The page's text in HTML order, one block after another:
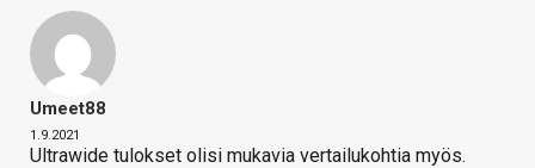
Umeet88
1.9.2021
Ultrawide tulokset olisi mukavia vertailukohtia myös.